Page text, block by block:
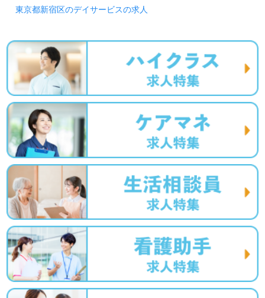
東京都新宿区のデイサービスの求人